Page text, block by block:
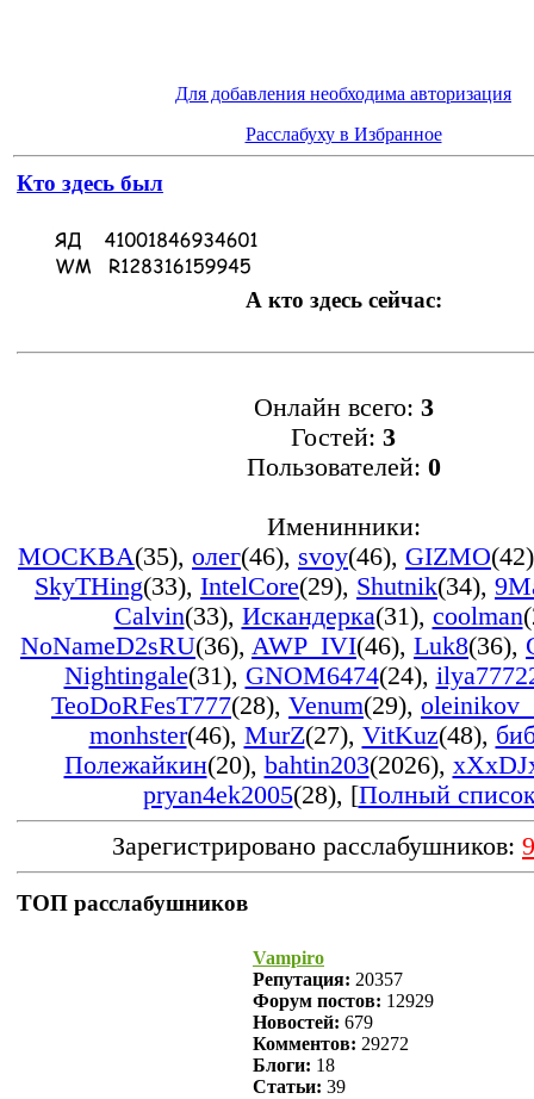
Для добавления необходима авторизация
Расслабуху в Избранное
Кто здесь был
А кто здесь сейчас:
Онлайн всего: 3
Гостей: 3
Пользователей: 0
Именинники:
MOCKBA(35), олег(46), svoy(46), GIZMO(42)
SkyTHing(33), IntelCore(29), Shutnik(34),
Calvin(33), Искандерка(31), coolman
NoNameD2sRU(36), AWP_IVI(46), Luk8(36),
Nightingale(31), GNOM6474(24),
TeoDoRFesT777(28), Venum(29),
monhster(46), MurZ(27), VitKuz(48),
Полежайкин(20), bahtin203(2026),
pryan4ek2005(28), [Полный
Зарегистрировано расслабушников:
ТОП расслабушников
Vampiro
Репутация: 20357
Форум постов: 12929
Новостей: 679
Комментов: 29272
Блоги: 18
Статьи: 39